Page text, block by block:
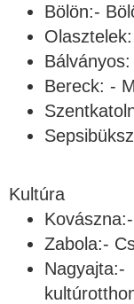
Bölön:-
Bereck: -
Kultúra
Zabola:-